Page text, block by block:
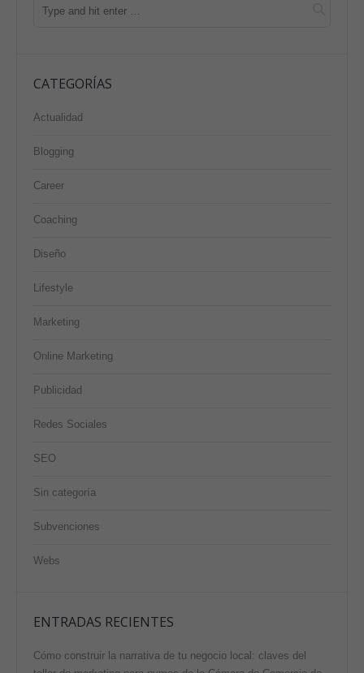
CATEGORÍAS
Actualidad
Blogging
Career
Coaching
Diseño
Lifestyle
Marketing
Online Marketing
Publicidad
Redes Sociales
SEO
Sin categoría
Subvenciones
Webs
ENTRADAS RECIENTES
Cómo construir la narrativa de tu negocio local: claves del